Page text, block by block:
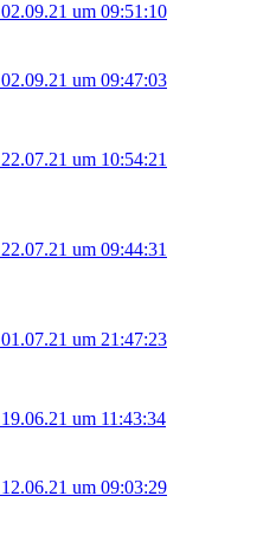
02.09.21 um 09:51:10
02.09.21 um 09:47:03
22.07.21 um 10:54:21
22.07.21 um 09:44:31
01.07.21 um 21:47:23
19.06.21 um 11:43:34
12.06.21 um 09:03:29